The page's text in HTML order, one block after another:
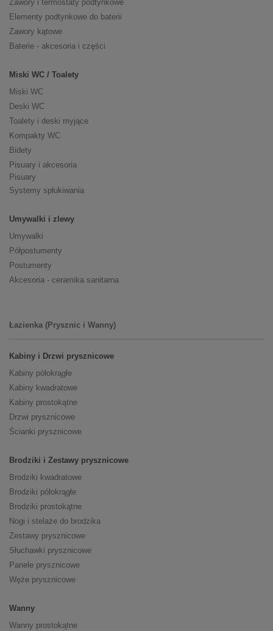
Zawory i termostaty podtynkowe
Elementy podtynkowe do baterii
Zawory kątowe
Baterie - akcesoria i części
Miski WC / Toalety
Miski WC
Deski WC
Toalety i deski myjące
Kompakty WC
Bidety
Pisuary i akcesoria
Pisuary
Systemy spłukiwania
Umywalki i zlewy
Umywalki
Półpostumenty
Postumenty
Akcesoria - ceramika sanitarna
Łazienka (Prysznic i Wanny)
Kabiny i Drzwi prysznicowe
Kabiny półokrągłe
Kabiny kwadratowe
Kabiny prostokątne
Drzwi prysznicowe
Ścianki prysznicowe
Brodziki i Zestawy prysznicowe
Brodziki kwadratowe
Brodziki półokrągłe
Brodziki prostokątne
Nogi i stelaże do brodzika
Zestawy prysznicowe
Słuchawki prysznicowe
Panele prysznicowe
Węże prysznicowe
Wanny
Wanny prostokątne